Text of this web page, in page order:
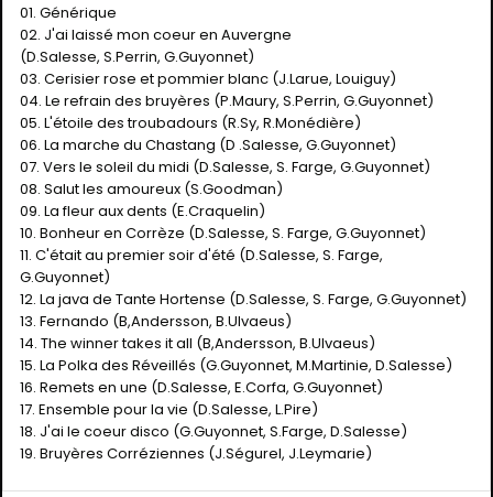
01. Générique
02. J'ai laissé mon coeur en Auvergne
(D.Salesse, S.Perrin, G.Guyonnet)
03. Cerisier rose et pommier blanc (J.Larue, Louiguy)
04. Le refrain des bruyères (P.Maury, S.Perrin, G.Guyonnet)
05. L'étoile des troubadours (R.Sy, R.Monédière)
06. La marche du Chastang (D .Salesse, G.Guyonnet)
07. Vers le soleil du midi (D.Salesse, S. Farge, G.Guyonnet)
08. Salut les amoureux (S.Goodman)
09. La fleur aux dents (E.Craquelin)
10. Bonheur en Corrèze (D.Salesse, S. Farge, G.Guyonnet)
11. C'était au premier soir d'été (D.Salesse, S. Farge,
G.Guyonnet)
12. La java de Tante Hortense (D.Salesse, S. Farge, G.Guyonnet)
13. Fernando (B,Andersson, B.Ulvaeus)
14. The winner takes it all (B,Andersson, B.Ulvaeus)
15. La Polka des Réveillés (G.Guyonnet, M.Martinie, D.Salesse)
16. Remets en une (D.Salesse, E.Corfa, G.Guyonnet)
17. Ensemble pour la vie (D.Salesse, L.Pire)
18. J'ai le coeur disco (G.Guyonnet, S.Farge, D.Salesse)
19. Bruyères Corréziennes (J.Ségurel, J.Leymarie)